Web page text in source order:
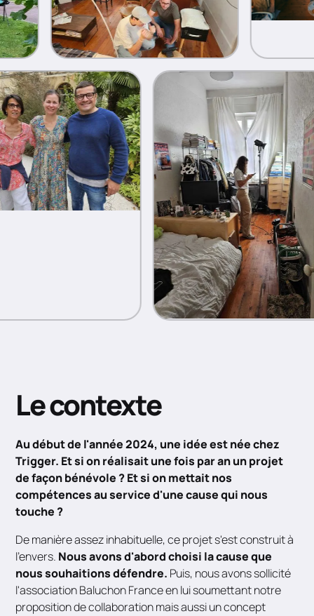
Le contexte
Au début de l'année 2024, une idée est née chez
Trigger. Et si on réalisait une fois par an un projet
de façon bénévole ? Et si on mettait nos
compétences au service d'une cause qui nous
touche ?
De manière assez inhabituelle, ce projet s'est construit à
l'envers. Nous avons d'abord choisi la cause que
nous souhaitions défendre. Puis, nous avons sollicité
l'association Baluchon France en lui soumettant notre
proposition de collaboration mais aussi un concept